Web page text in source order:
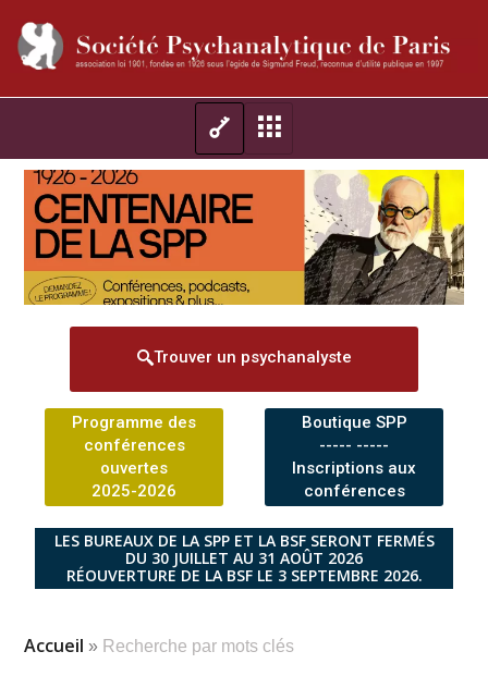
Trouver un psychanalyste
Programme des
conférences
ouvertes
2025-2026
Boutique SPP
----- -----
Inscriptions aux
conférences
LES BUREAUX DE LA SPP ET LA BSF SERONT FERMÉS
DU 30 JUILLET AU 31 AOÛT 2026
RÉOUVERTURE DE LA BSF LE 3 SEPTEMBRE 2026.
Accueil » Recherche par mots clés